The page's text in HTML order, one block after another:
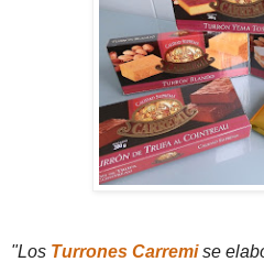
"Los Turrones Carremise